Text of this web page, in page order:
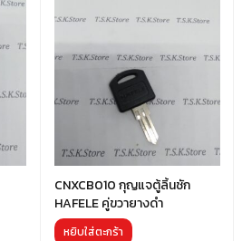
CNXCB010 กุญแจตู้ลิ้นชัก
HAFELE คู่ขวายางดำ
หยิบใส่ตะกร้า